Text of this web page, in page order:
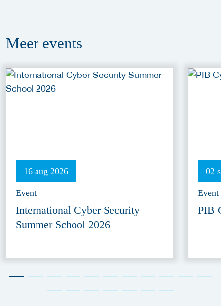
Meer events
16 aug 2026
Event
International Cyber Security
Summer School 2026
02
Event
PIB